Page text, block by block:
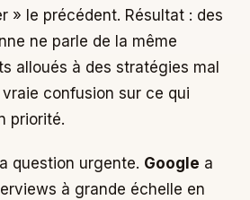
» le précédent. Résultat : des
ne parle de la même
alloués à des stratégies mal
confusion sur ce qui
priorité.
question urgente. Google a
à grande échelle en